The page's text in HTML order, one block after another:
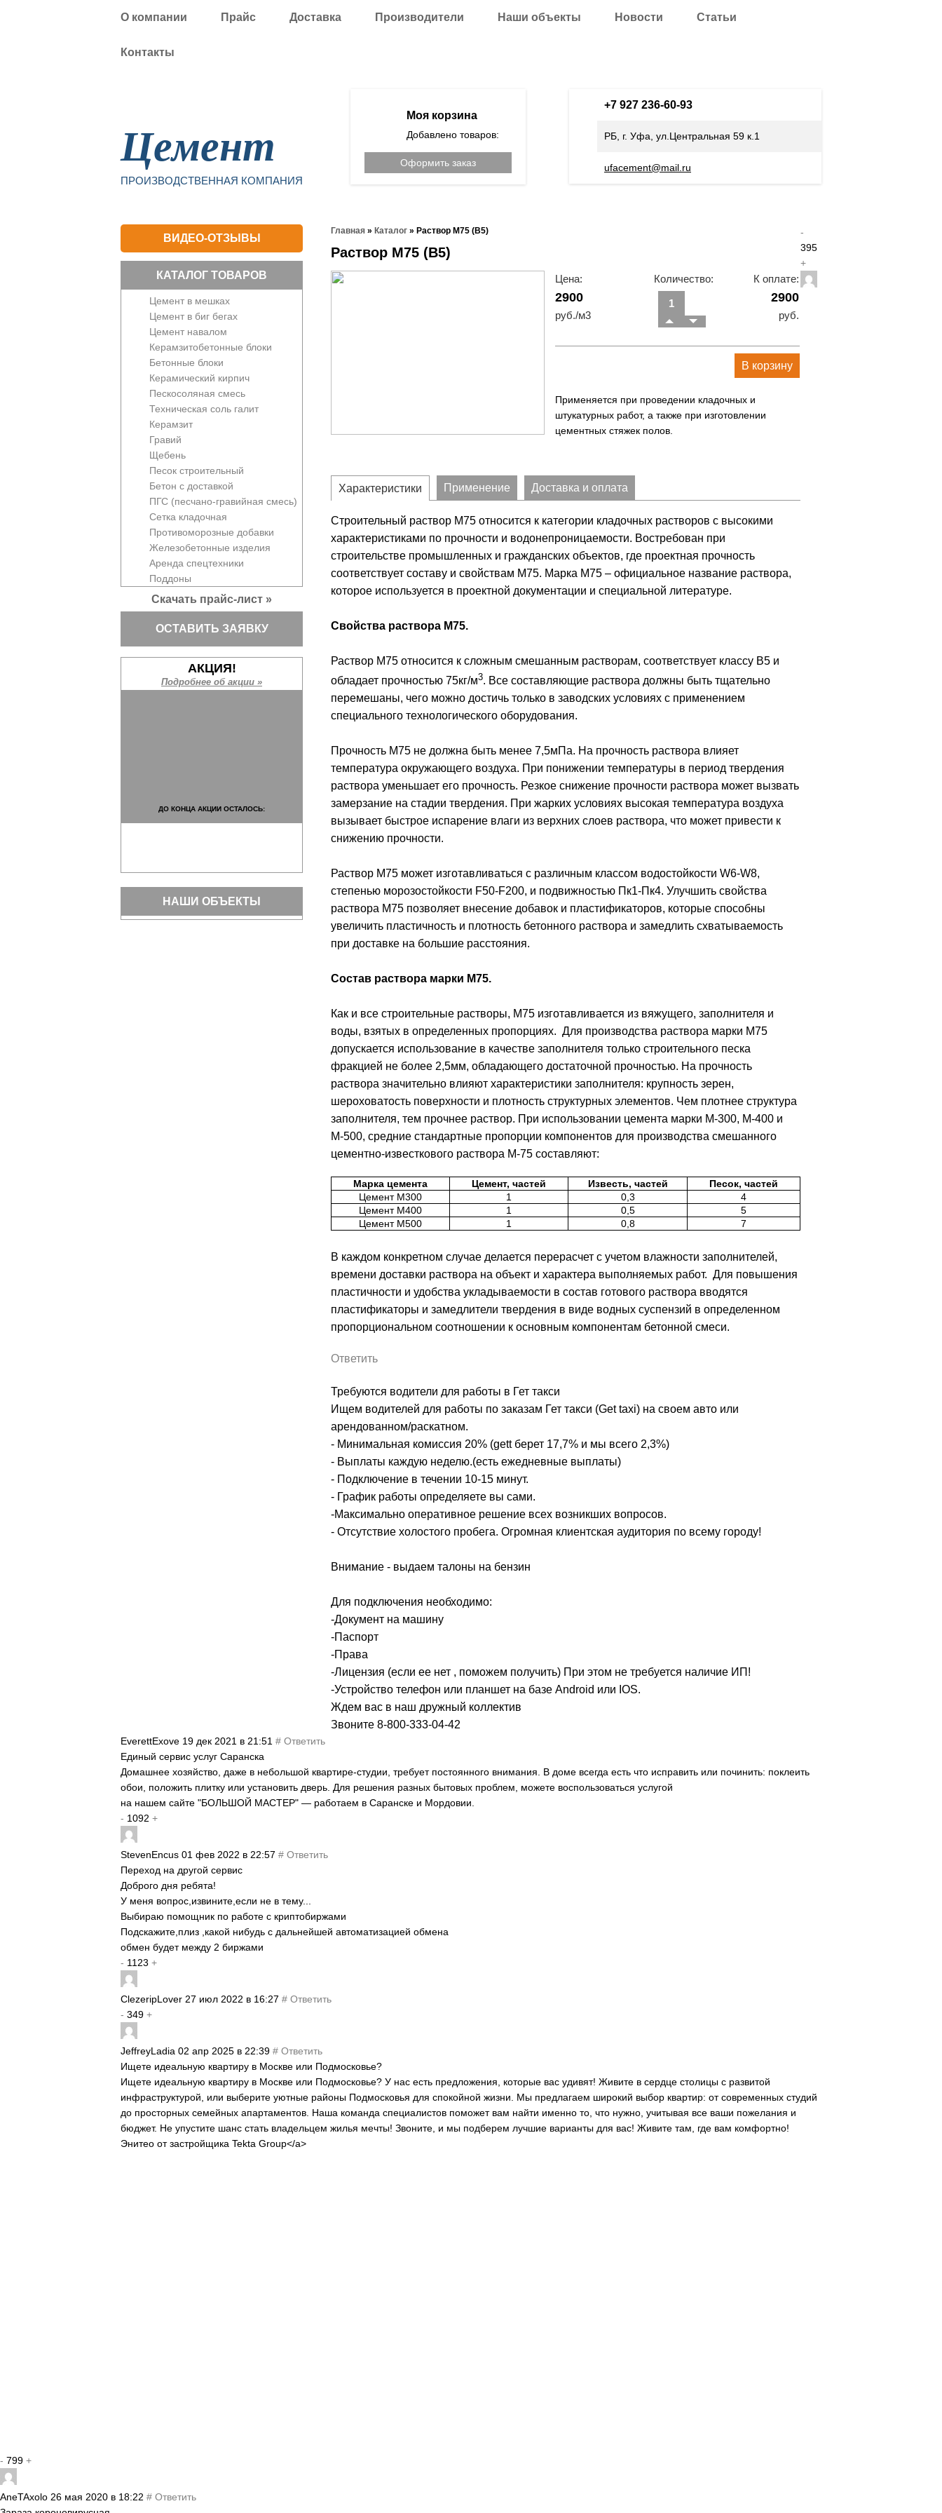
О компании Прайс Доставка Производители Наши объекты Новости Статьи
Контакты
Цемент
ПРОИЗВОДСТВЕННАЯ КОМПАНИЯ
Моя корзина
Добавлено товаров:
Оформить заказ
+7 927 236-60-93
РБ, г. Уфа, ул.Центральная 59 к.1
ufacement@mail.ru
ВИДЕО-ОТЗЫВЫ
КАТАЛОГ ТОВАРОВ
Цемент в мешках
Цемент в биг бегах
Цемент навалом
Керамзитобетонные блоки
Бетонные блоки
Керамический кирпич
Пескосоляная смесь
Техническая соль галит
Керамзит
Гравий
Щебень
Песок строительный
Бетон с доставкой
ПГС (песчано-гравийная смесь)
Сетка кладочная
Противоморозные добавки
Железобетонные изделия
Аренда спецтехники
Поддоны
Скачать прайс-лист »
ОСТАВИТЬ ЗАЯВКУ
АКЦИЯ!
Подробнее об акции »
ДО КОНЦА АКЦИИ ОСТАЛОСЬ:
НАШИ ОБЪЕКТЫ
Главная » Каталог » Раствор М75 (В5)
Раствор М75 (В5)
Цена:
2900
руб./м3
Количество: К оплате:
2900
руб.
В корзину
Применяется при проведении кладочных и
штукатурных работ, а также при изготовлении
цементных стяжек полов.
Характеристики Применение Доставка и оплата
Строительный раствор М75 относится к категории кладочных растворов с высокими
характеристиками по прочности и водонепроницаемости. Востребован при
строительстве промышленных и гражданских объектов, где проектная прочность
соответствует составу и свойствам М75. Марка М75 – официальное название раствора,
которое используется в проектной документации и специальной литературе.
Свойства раствора М75.
Раствор М75 относится к сложным смешанным растворам, соответствует классу В5 и
обладает прочностью 75кг/м3. Все составляющие раствора должны быть тщательно
перемешаны, чего можно достичь только в заводских условиях с применением
специального технологического оборудования.
Прочность М75 не должна быть менее 7,5мПа. На прочность раствора влияет
температура окружающего воздуха. При понижении температуры в период твердения
раствора уменьшает его прочность. Резкое снижение прочности раствора может вызвать
замерзание на стадии твердения. При жарких условиях высокая температура воздуха
вызывает быстрое испарение влаги из верхних слоев раствора, что может привести к
снижению прочности.
Раствор М75 может изготавливаться с различным классом водостойкости W6-W8,
степенью морозостойкости F50-F200, и подвижностью Пк1-Пк4. Улучшить свойства
раствора М75 позволяет внесение добавок и пластификаторов, которые способны
увеличить пластичность и плотность бетонного раствора и замедлить схватываемость
при доставке на большие расстояния.
Состав раствора марки М75.
Как и все строительные растворы, М75 изготавливается из вяжущего, заполнителя и
воды, взятых в определенных пропорциях. Для производства раствора марки М75
допускается использование в качестве заполнителя только строительного песка
фракцией не более 2,5мм, обладающего достаточной прочностью. На прочность
раствора значительно влияют характеристики заполнителя: крупность зерен,
шероховатость поверхности и плотность структурных элементов. Чем плотнее структура
заполнителя, тем прочнее раствор. При использовании цемента марки М-300, М-400 и
М-500, средние стандартные пропорции компонентов для производства смешанного
цементно-известкового раствора М-75 составляют:
Марка цемента Цемент, частей Известь, частей
Песок, частей
Цемент М300
1 0,3
4
Цемент М400
1 0,5
5
Цемент М500
1 0,8 7
В каждом конкретном случае делается перерасчет с учетом влажности заполнителей,
времени доставки раствора на объект и характера выполняемых работ. Для повышения
пластичности и удобства укладываемости в состав готового раствора вводятся
пластификаторы и замедлители твердения в виде водных суспензий в определенном
пропорциональном соотношении к основным компонентам бетонной смеси.
Ответить
Требуются водители для работы в Гет такси
Ищем водителей для работы по заказам Гет такси (Get taxi) на своем авто или
арендованном/раскатном.
- Минимальная комиссия 20% (gett берет 17,7% и мы всего 2,3%)
- Выплаты каждую неделю.(есть ежедневные выплаты)
- Подключение в течении 10-15 минут.
- График работы определяете вы сами.
-Максимально оперативное решение всех возникших вопросов.
- Отсутствие холостого пробега. Огромная клиентская аудитория по всему городу!
Внимание - выдаем талоны на бензин
Для подключения необходимо:
-Документ на машину
-Паспорт
-Права
-Лицензия (если ее нет , поможем получить) При этом не требуется наличие ИП!
-Устройство телефон или планшет на базе Android или IOS.
Ждем вас в наш дружный коллектив
Звоните 8-800-333-04-42
-
395
+
EverettExove 19 дек 2021 в 21:51 # Ответить
Единый сервис услуг Саранска
Домашнее хозяйство, даже в небольшой квартире-студии, требует постоянного внимания. В доме всегда есть что исправить или починить: поклеить
обои, положить плитку или установить дверь. Для решения разных бытовых проблем, можете воспользоваться услугой
на нашем сайте "БОЛЬШОЙ МАСТЕР" — работаем в Саранске и Мордовии.
- 1092 +
StevenEncus 01 фев 2022 в 22:57 # Ответить
Переход на другой сервис
Доброго дня ребята!
У меня вопрос,извините,если не в тему...
Выбираю помощник по работе с криптобиржами
Подскажите,плиз ,какой нибудь с дальнейшей автоматизацией обмена
обмен будет между 2 биржами
- 1123 +
ClezeripLover 27 июл 2022 в 16:27 # Ответить
- 349 +
JeffreyLadia 02 апр 2025 в 22:39 # Ответить
Ищете идеальную квартиру в Москве или Подмосковье?
Ищете идеальную квартиру в Москве или Подмосковье? У нас есть предложения, которые вас удивят! Живите в сердце столицы с развитой
инфраструктурой, или выберите уютные районы Подмосковья для спокойной жизни. Мы предлагаем широкий выбор квартир: от современных студий
до просторных семейных апартаментов. Наша команда специалистов поможет вам найти именно то, что нужно, учитывая все ваши пожелания и
бюджет. Не упустите шанс стать владельцем жилья мечты! Звоните, и мы подберем лучшие варианты для вас! Живите там, где вам комфортно!
Энитео от застройщика Tekta Group</a>
- 799 +
AneTAxolo 26 мая 2020 в 18:22 # Ответить